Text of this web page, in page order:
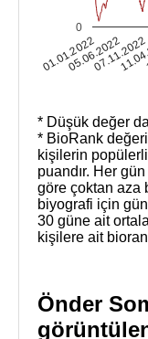
01.01.2022
05.06.2022
07.11.2022
0
* Düşük değer
* BioRank
kişilerin
puandır. Her
göre çoktan aza
biyografi için
30 güne ait
kişilere ait
Önder